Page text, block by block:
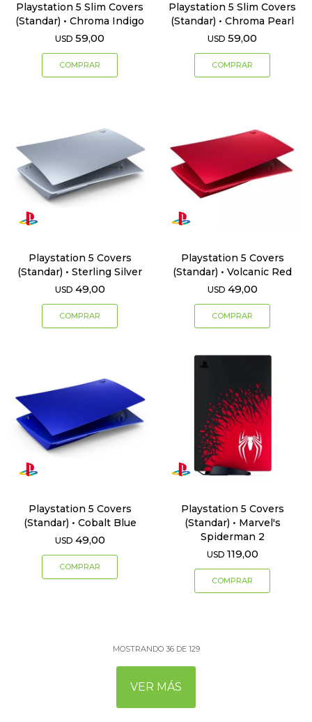
Playstation 5 Slim Covers
(Standar) • Chroma Indigo
USD 59,00
Playstation 5 Slim Covers
(Standar) • Chroma Pearl
USD 59,00
Playstation 5 Covers
(Standar) • Sterling Silver
USD 49,00
Playstation 5 Covers
(Standar) • Volcanic Red
USD 49,00
Playstation 5 Covers
(Standar) • Cobalt Blue
USD 49,00
Playstation 5 Covers
(Standar) • Marvel's
Spiderman 2
USD 119,00
MOSTRANDO 36DE 129
VER MÁS